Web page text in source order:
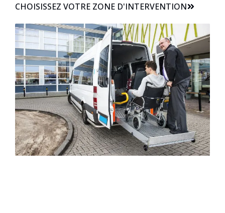
CHOISISSEZ VOTRE ZONE D'INTERVENTION